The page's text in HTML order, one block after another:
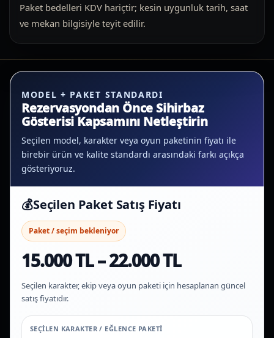
Paket bedelleri KDV hariçtir; kesin uygunluk tarih, saat
ve mekan bilgisiyle teyit edilir.
MODEL + PAKET STANDARDI
Rezervasyondan Önce Sihirbaz
Gösterisi Kapsamını Netleştirin
Seçilen model, karakter veya oyun paketinin fiyatı ile
birebir ürün ve kalite standardı arasındaki farkı açıkça
gösteriyoruz.
💰Seçilen Paket Satış Fiyatı
Paket / seçim bekleniyor
15.000 TL – 22.000 TL
Seçilen karakter, ekip veya oyun paketi için hesaplanan güncel
satış fiyatıdır.
SEÇILEN KARAKTER / EĞLENCE PAKETI